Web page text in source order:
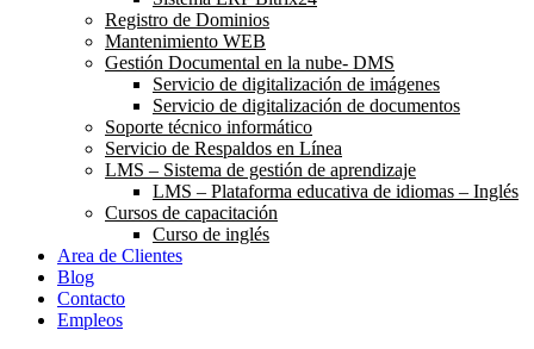
Registro de Dominios
Mantenimiento WEB
Gestión Documental en la nube- DMS
Servicio de digitalización de imágenes
Servicio de digitalización de documentos
Soporte técnico informático
Servicio de Respaldos en Línea
LMS – Sistema de gestión de aprendizaje
LMS – Plataforma educativa de idiomas – Inglés
Cursos de capacitación
Curso de inglés
Area de Clientes
Blog
Contacto
Empleos